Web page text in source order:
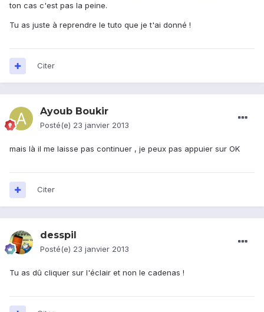
ton cas c'est pas la peine.
Tu as juste à reprendre le tuto que je t'ai donné !
Citer
Ayoub Boukir
Posté(e) 23 janvier 2013
mais là il me laisse pas continuer , je peux pas appuier sur OK
Citer
desspil
Posté(e) 23 janvier 2013
Tu as dû cliquer sur l'éclair et non le cadenas !